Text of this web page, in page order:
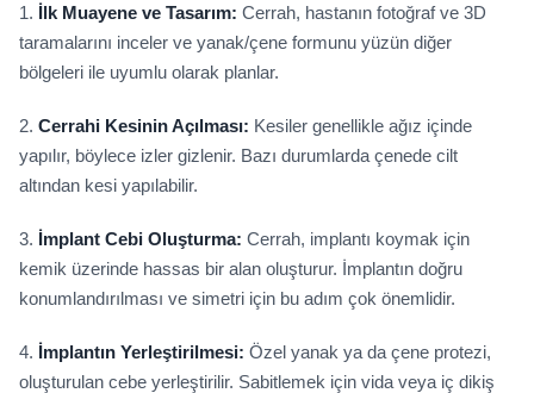
1. İlk Muayene ve Tasarım: Cerrah, hastanın fotoğraf ve 3D
taramalarını inceler ve yanak/çene formunu yüzün diğer
bölgeleri ile uyumlu olarak planlar.
2. Cerrahi Kesinin Açılması: Kesiler genellikle ağız içinde
yapılır, böylece izler gizlenir. Bazı durumlarda çenede cilt
altından kesi yapılabilir.
3. İmplant Cebi Oluşturma: Cerrah, implantı koymak için
kemik üzerinde hassas bir alan oluşturur. İmplantın doğru
konumlandırılması ve simetri için bu adım çok önemlidir.
4. İmplantın Yerleştirilmesi: Özel yanak ya da çene protezi,
oluşturulan cebe yerleştirilir. Sabitlemek için vida veya iç dikiş